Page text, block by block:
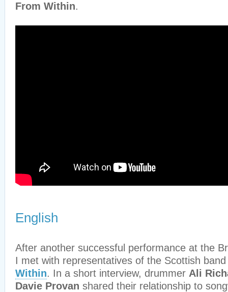
From Within.
English
After another successful performance at the
I met with representatives of the Scottish
Within. In a short interview, drummer Ali
Davie Provan shared their relationship to